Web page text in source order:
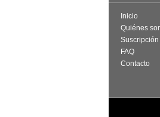
Inicio
Quiénes
Suscripción
FAQ
Contacto